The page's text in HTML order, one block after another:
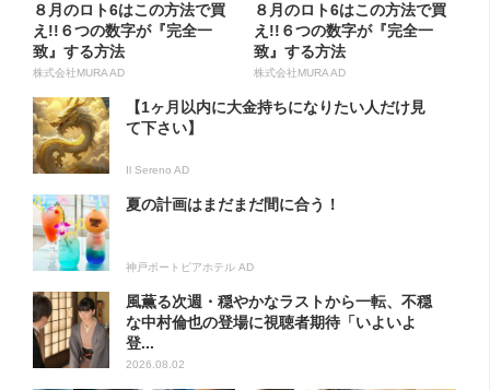
８月のロト6はこの方法で買
え!!６つの数字が『完全一
致』する方法
株式会社MURA AD
８月のロト6はこの方法で買
え!!６つの数字が『完全一
致』する方法
株式会社MURA AD
【1ヶ月以内に大金持ちになりたい人だけ見
て下さい】
Il Sereno AD
夏の計画はまだまだ間に合う！
神戸ポートピアホテル AD
風薫る次週・穏やかなラストから一転、不穏
な中村倫也の登場に視聴者期待「いよいよ
登...
2026.08.02